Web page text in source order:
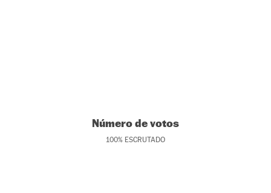
Número de votos
100% ESCRUTADO